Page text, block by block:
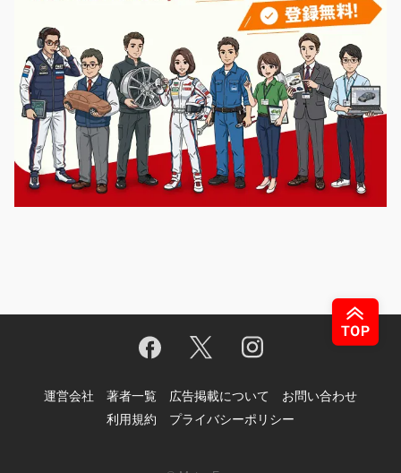
運営会社 著者一覧 広告掲載について
お問い合わせ
利用規約
プライバシーポリシー